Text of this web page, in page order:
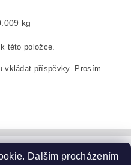
kg
této položce.
vkládat příspěvky. Prosím
Dalším procházením